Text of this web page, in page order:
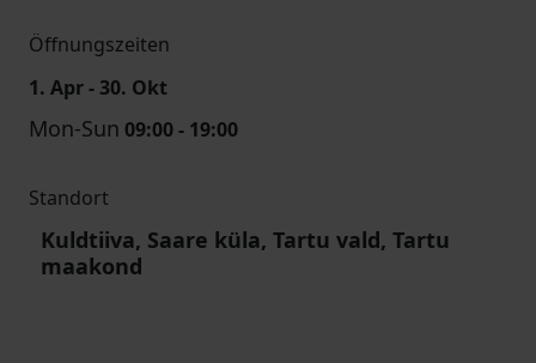
Öffnungszeiten
1. Apr - 30. Okt
Mon-Sun 09:00 - 19:00
Standort
Kuldtiiva, Saare küla, Tartu vald, Tartu
maakond